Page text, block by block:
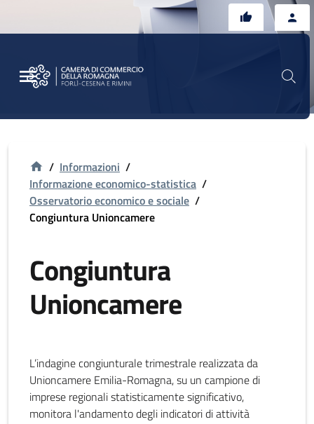
/ Informazioni /
Informazione economico-statistica /
Osservatorio economico e sociale /
Congiuntura Unioncamere
Congiuntura
Unioncamere
L’indagine congiunturale trimestrale realizzata da
Unioncamere Emilia-Romagna, su un campione di
imprese regionali statisticamente significativo,
monitora l'andamento degli indicatori di attività